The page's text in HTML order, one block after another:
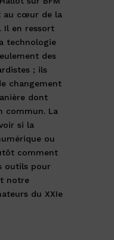
au cœur de la
Il en ressort
technologie
des
; ils
changement
dont
commun. La
si la
ou
comment
outils pour
notre
du XXIe